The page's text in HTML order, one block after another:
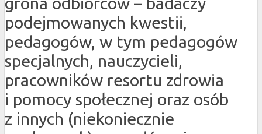
podejmowanych kwestii,
pedagogów, w tym pedagogów
specjalnych, nauczycieli,
pracowników resortu zdrowia
i pomocy społecznej oraz osób
z innych (niekoniecznie